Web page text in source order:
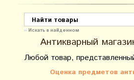
Искать в найденном
Антикварный
Любой товар,
Оценка предметов